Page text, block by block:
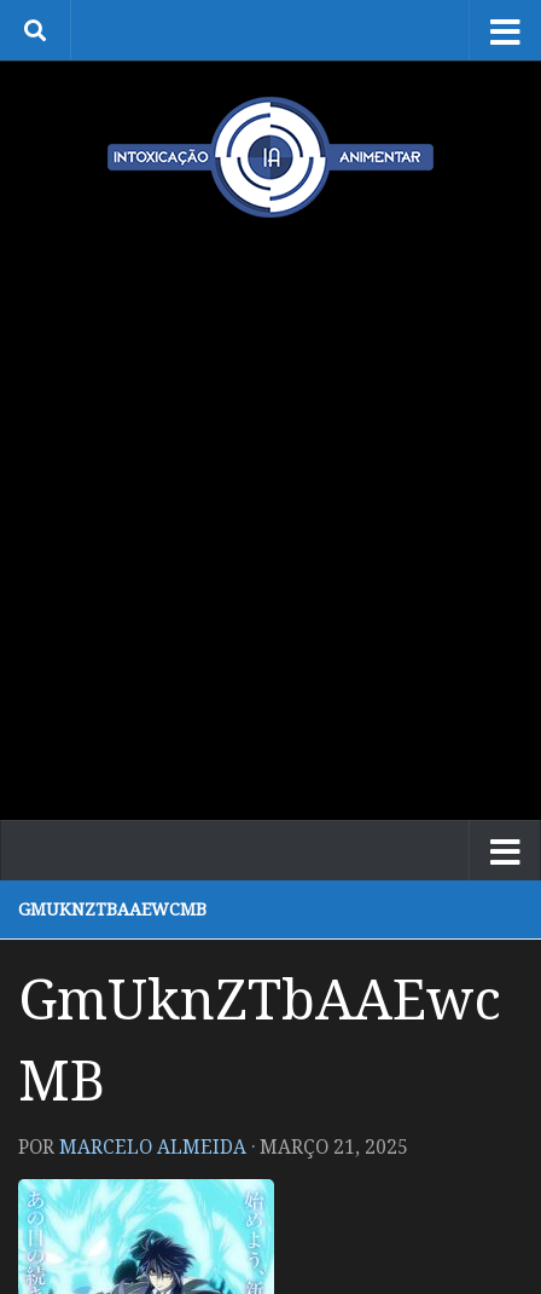
Skip to content
GMUKNZTBAAEWCMB
GmUknZTbAAEwc
MB
PORMARCELO ALMEIDA ·MARÇO 21, 2025